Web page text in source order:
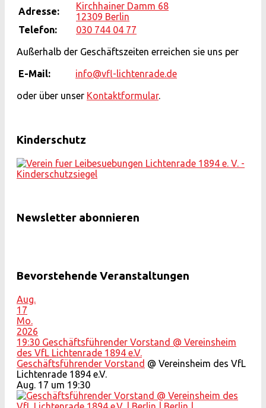
Adresse:
Kirchhainer Damm 68
12309 Berlin
Telefon:
030 744 04 77
Außerhalb der Geschäftszeiten erreichen sie uns per
E-Mail: info@vfl-lichtenrade.de
oder über unser Kontaktformular.
Kinderschutz
Newsletter abonnieren
Bevorstehende Veranstaltungen
Aug.
17
Mo.
2026
19:30 Geschäftsführender Vorstand @ Vereinsheim
des VfL Lichtenrade 1894 e.V.
Geschäftsführender Vorstand @ Vereinsheim des VfL
Lichtenrade 1894 e.V.
Aug. 17 um 19:30